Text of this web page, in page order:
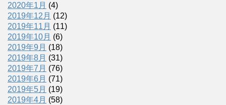
2020年1月 (4)
2019年12月 (12)
2019年11月 (11)
2019年10月 (6)
2019年9月 (18)
2019年8月 (31)
2019年7月 (76)
2019年6月 (71)
2019年5月 (19)
2019年4月 (58)